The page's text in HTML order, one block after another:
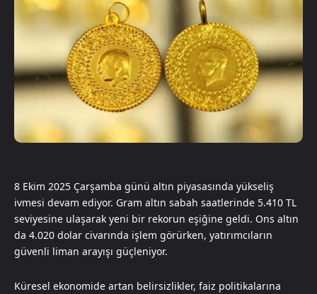
8 Ekim 2025 Çarşamba günü altın piyasasında yükseliş
ivmesi devam ediyor. Gram altın sabah saatlerinde 5.410 TL
seviyesine ulaşarak yeni bir rekorun eşiğine geldi. Ons altın
da 4.020 dolar civarında işlem görürken, yatırımcıların
güvenli liman arayışı güçleniyor.
Küresel ekonomide artan belirsizlikler, faiz politikalarına